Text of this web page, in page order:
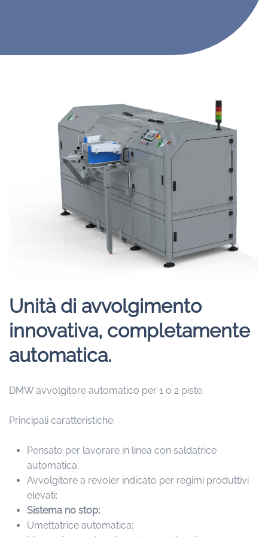
Unità di avvolgimento
innovativa, completamente
automatica.
DMW avvolgitore automatico per 1 o 2 piste.
Principali caratteristiche:
Pensato per lavorare in linea con saldatrice
automatica;
Avvolgitore a revoler indicato per regimi produttivi
elevati;
Sistema no stop;
Umettatrice automatica;